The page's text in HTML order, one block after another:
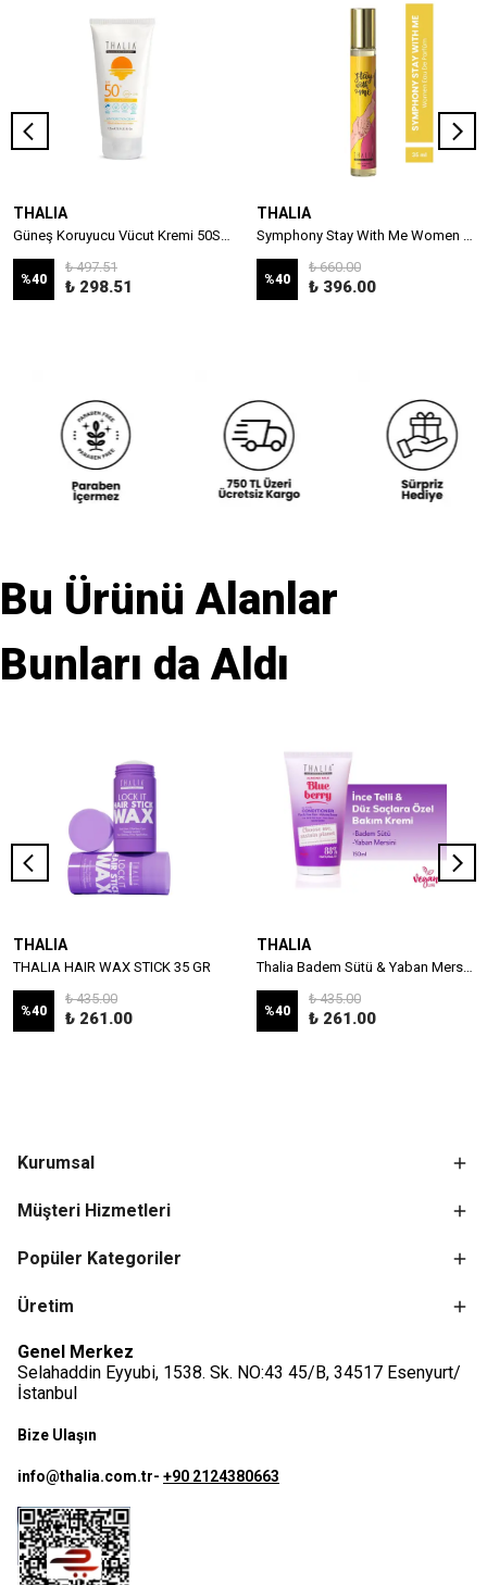
THALIA
%40
₺ 497.51
₺ 298.51
THALIA
%40
₺ 660.00
₺ 396.00
Bu Ürünü Alanlar
Bunları da Aldı
THALIA
THALIA HAIR WAX STICK 35 GR
%40
₺ 435.00
₺ 261.00
THALIA
%40
₺ 435.00
₺ 261.00
Kurumsal
Müşteri Hizmetleri
Popüler Kategoriler
Üretim
Genel Merkez
Selahaddin Eyyubi, 1538. Sk. NO:43 45/B, 34517 Esenyurt/
İstanbul
Bize Ulaşın
info@thalia.com.tr- +90 2124380663